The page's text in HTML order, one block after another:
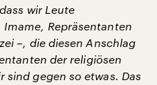
wir Leute
Repräsentanten
–, die diesen Anschlag
der religiösen
sind gegen so etwas. Das